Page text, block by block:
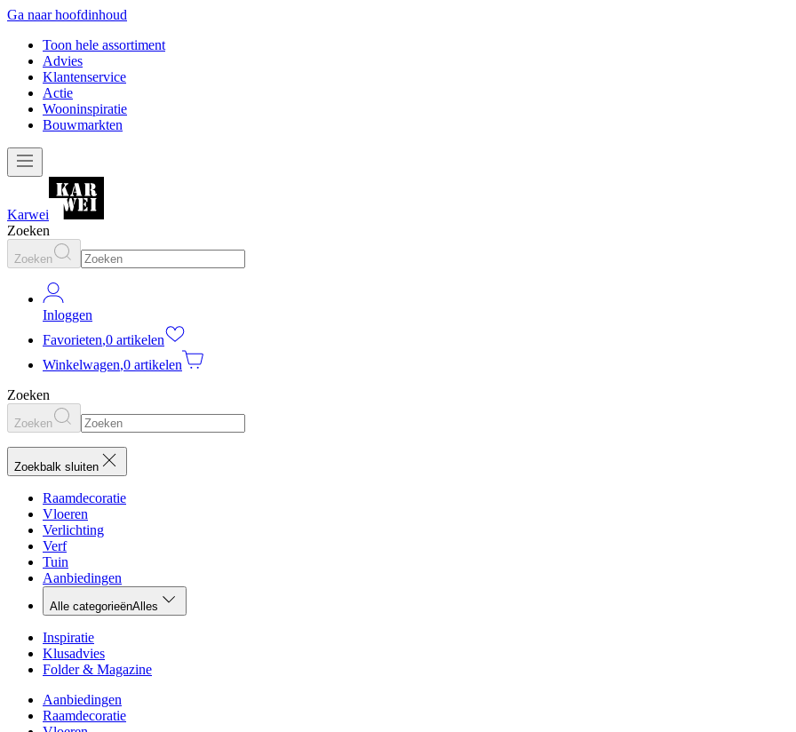
Ga naar hoofdinhoud
Toon hele assortiment
Advies
Klantenservice
Actie
Wooninspiratie
Bouwmarkten
Karwei
Zoeken
Zoeken
Inloggen
Favorieten,0 artikelen
Winkelwagen,0 artikelen
Zoeken
Zoeken
Zoekbalk sluiten
Raamdecoratie
Vloeren
Verlichting
Verf
Tuin
Aanbiedingen
Alle categorieënAlles
Inspiratie
Klusadvies
Folder & Magazine
Aanbiedingen
Raamdecoratie